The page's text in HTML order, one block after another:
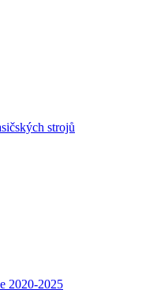
strojů
2020-2025